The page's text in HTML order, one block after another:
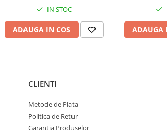
IN STOC
ADAUGA IN COS ADAUGA
CLIENTI
Metode de Plata
Politica de Retur
Garantia Produselor